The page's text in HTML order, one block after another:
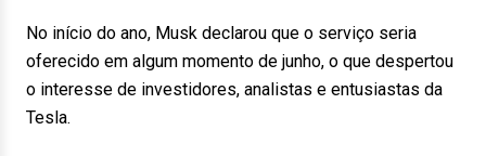
No início do ano, Musk declarou que o serviço seria
oferecido em algum momento de junho, o que despertou
o interesse de investidores, analistas e entusiastas da
Tesla.